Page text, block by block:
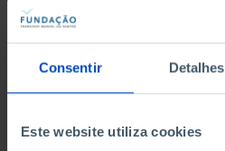
Consentir Detalhes
Este website utiliza cookies
DATA DE INÍCIO
DATA DE FIM